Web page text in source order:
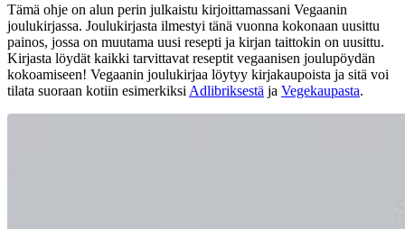
Tämä ohje on alun perin julkaistu kirjoittamassani Vegaanin
joulukirjassa. Joulukirjasta ilmestyi tänä vuonna kokonaan uusittu
painos, jossa on muutama uusi resepti ja kirjan taittokin on uusittu.
Kirjasta löydät kaikki tarvittavat reseptit vegaanisen joulupöydän
kokoamiseen! Vegaanin joulukirjaa löytyy kirjakaupoista ja sitä voi
tilata suoraan kotiin esimerkiksi Adlibriksestä ja Vegekaupasta.